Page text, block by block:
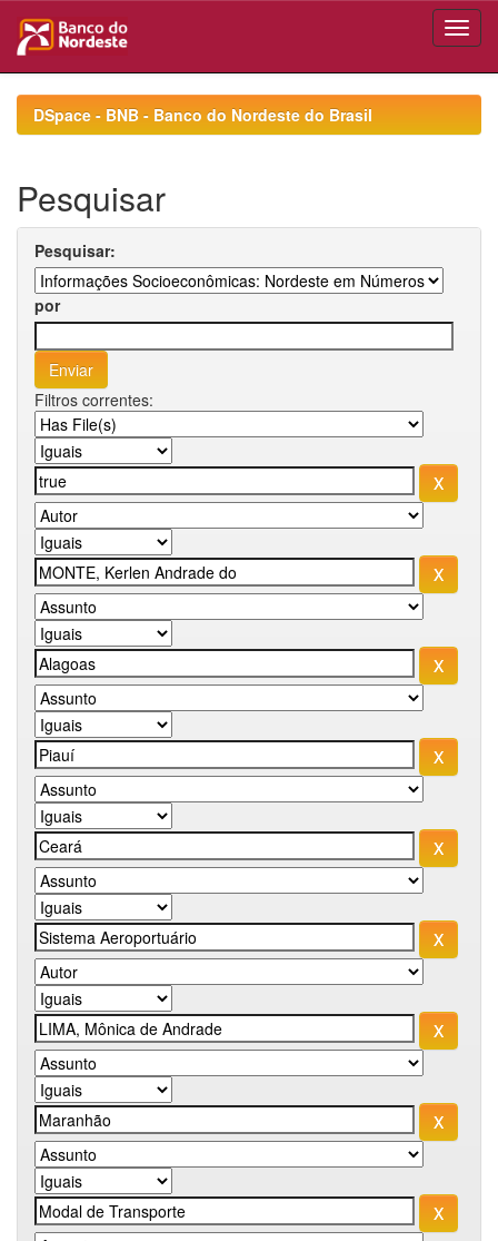
navigationDSpace - BNB - Banco do Nordeste do Brasil
Pesquisar
Pesquisar:
por
Filtros correntes: